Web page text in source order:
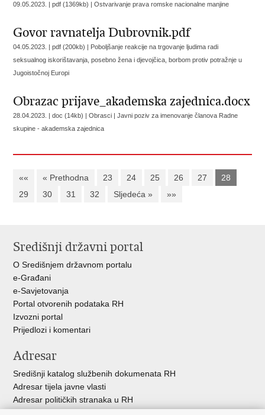
09.05.2023. | pdf (1369kb) |Ostvarivanje prava romske nacionalne manjine
Govor ravnatelja Dubrovnik.pdf
04.05.2023. | pdf (200kb) | Poboljšanje reakcije na trgovanje ljudima radi
seksualnog iskorištavanja, posebno žena i djevojčica, borbom protiv potražnje u
Jugoistočnoj Europi
Obrazac prijave_akademska zajednica.docx
28.04.2023. | doc (14kb) | Obrasci |Javni poziv za imenovanje članova Radne
skupine - akademska zajednica
«« « Prethodna 23 24 25 26 27
28
29
30 31 32 Sljedeća » »»
Središnji državni portal
O Središnjem državnom portalu
e-Građani
e-Savjetovanja
Portal otvorenih podataka RH
Izvozni portal
Prijedlozi i komentari
Adresar
Središnji katalog službenih dokumenata RH
Adresar tijela javne vlasti
Adresar političkih stranaka u RH